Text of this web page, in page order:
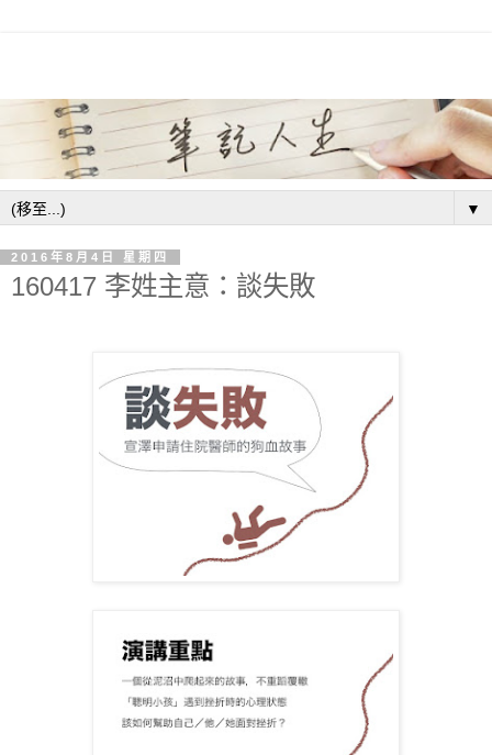
▼
2016年8月4日 星期四
160417 李姓主意：談失敗